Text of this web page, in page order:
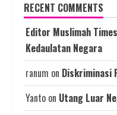
RECENT COMMENTS
Editor Muslimah Times
Kedaulatan Negara
ranum on Diskriminasi
Yanto on Utang Luar